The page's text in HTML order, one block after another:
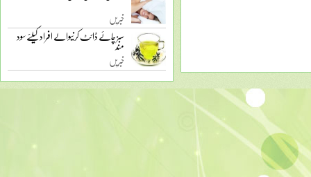
خبریں
سبز چائے ڈائٹ کرنیوالے افراد کیلئے سود
مند
خبریں